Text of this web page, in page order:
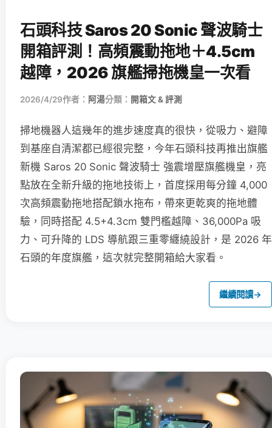
石頭科技 Saros 20 Sonic 聲波騎士
開箱評測！高頻震動拖地＋4.5cm
越障，2026 旗艦掃拖機皇一次看
2026/4/29作者： 阿湯分類： 開箱文 & 評測
掃地機器人這幾年的進步速度真的很快，從吸力、避障
到基座自清潔都已經很完整，今年石頭科技再推出旗艦
新機 Saros 20 Sonic 聲波騎士 強震增壓旗艦機皇，亮
點放在全新升級的拖地技術上，首度採用每分鐘 4,000
次高頻震動拖地搭配鎖水拖布，帶來更乾爽的拖地體
驗，同時搭配 4.5+4.3cm 雙門檻越障、36,000Pa 吸
力、可升降的 LDS 導航跟三重零纏繞設計，是 2026 年
石頭的年度旗艦，這次就完整開箱給大家看。
繼續閱讀→